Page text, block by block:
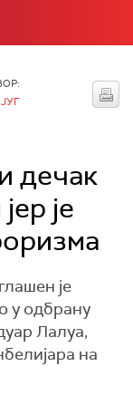
дечак
је
је
у одбрану
Лалуа,
на